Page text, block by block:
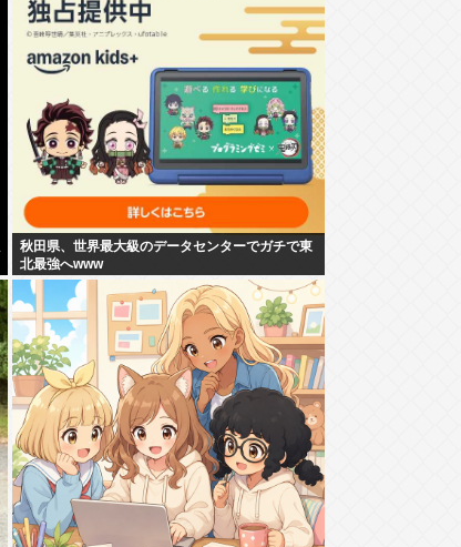
秋田県、世界最大級のデータセンターでガチで東
北最強へwww